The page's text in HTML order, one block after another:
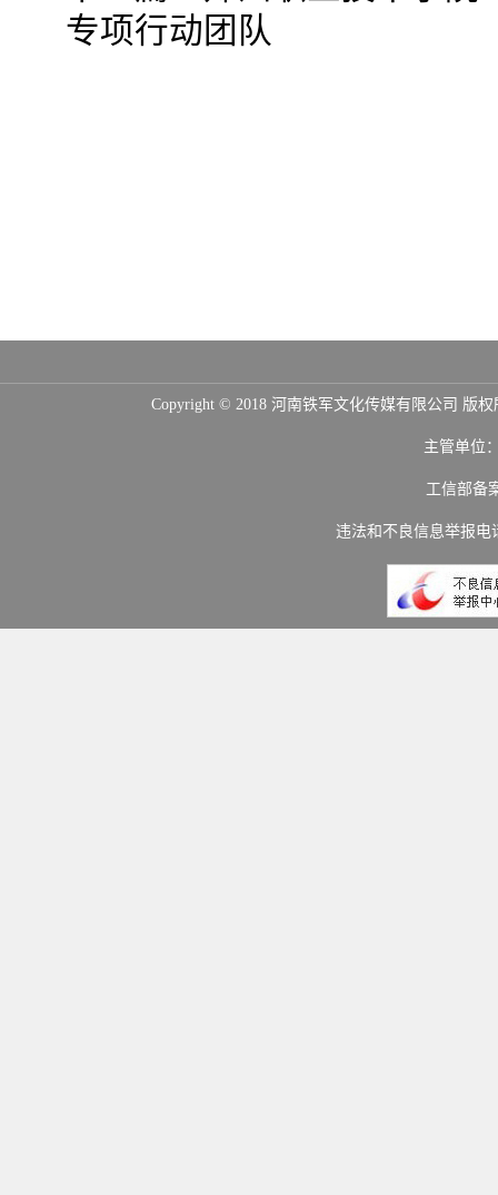
专项行动团队
Copyright © 2018 河南铁军文化传媒有限公司 版
主管单位
工信部备
违法和不良信息举报